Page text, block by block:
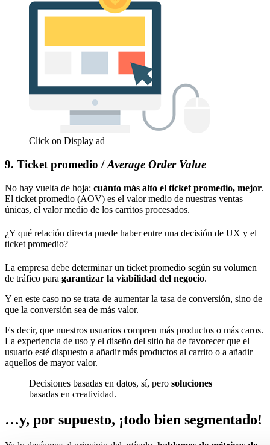
Click on Display ad
9. Ticket promedio /Average Order Value
No hay vuelta de hoja: cuánto más alto el ticket promedio, mejor.
El ticket promedio (AOV) es el valor medio de nuestras ventas
únicas, el valor medio de los carritos procesados.
¿Y qué relación directa puede haber entre una decisión de UX y el
ticket promedio?
La empresa debe determinar un ticket promedio según su volumen
de tráfico para garantizar la viabilidad del negocio.
Y en este caso no se trata de aumentar la tasa de conversión, sino de
que la conversión sea de más valor.
Es decir, que nuestros usuarios compren más productos o más caros.
La experiencia de uso y el diseño del sitio ha de favorecer que el
usuario esté dispuesto a añadir más productos al carrito o a añadir
aquellos de mayor valor.
Decisiones basadas en datos, sí, pero soluciones
basadas en creatividad.
…y, por supuesto, ¡todo bien segmentado!